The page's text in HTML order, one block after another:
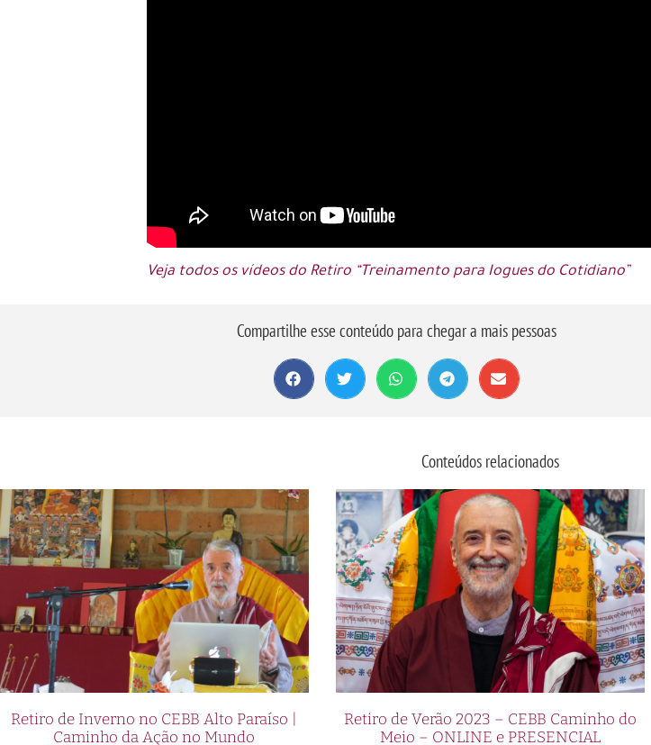
Veja todos os vídeos do Retiro “Treinamento para Iogues do Cotidiano”
Compartilhe esse conteúdo para chegar a mais pessoas
Conteúdos relacionados
Retiro de Inverno no CEBB Alto Paraíso |
Caminho da Ação no Mundo
Retiro de Verão 2023 – CEBB Caminho do
Meio – ONLINE e PRESENCIAL